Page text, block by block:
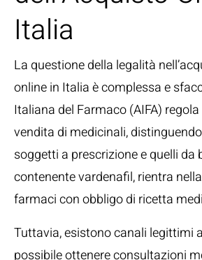
Italia
La questione della legalità
online in Italia è complessa e
Italiana del Farmaco (AIFA)
vendita di medicinali,
soggetti a prescrizione e quelli da
contenente vardenafil, rientra
farmaci con obbligo di ricetta
Tuttavia, esistono canali legittimi
possibile ottenere consultazioni